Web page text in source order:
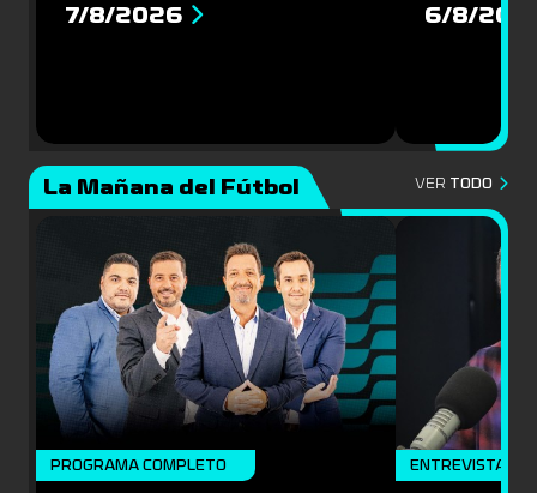
7/8/2026
6/8/
La Mañana del Fútbol VER TODO
PROGRAMA COMPLETO ENTREVISTA